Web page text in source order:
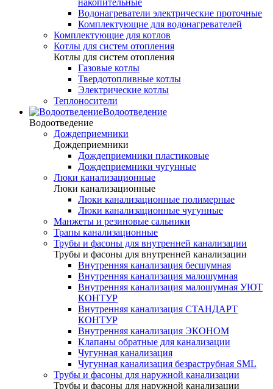
накопительные
Водонагреватели электрические проточные
Комплектующие для водонагревателей
Комплектующие для котлов
Котлы для систем отопления
Котлы для систем отопления
Газовые котлы
Твердотопливные котлы
Электрические котлы
Теплоносители
Водоотведение
Водоотведение
Дождеприемники
Дождеприемники
Дождеприемники пластиковые
Дождеприемники чугунные
Люки канализационные
Люки канализационные
Люки канализационные полимерные
Люки канализационные чугунные
Манжеты и резиновые сальники
Трапы канализационные
Трубы и фасоны для внутренней канализации
Трубы и фасоны для внутренней канализации
Внутренняя канализация бесшумная
Внутренняя канализация малошумная
Внутренняя канализация малошумная УЮТ
КОНТУР
Внутренняя канализация СТАНДАРТ
КОНТУР
Внутренняя канализация ЭКОНОМ
Клапаны обратные для канализации
Чугунная канализация
Чугунная канализация безраструбная SML
Трубы и фасоны для наружной канализации
Трубы и фасоны для наружной канализации